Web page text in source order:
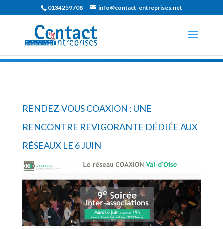
0134259708 info@contact-entreprises.net
RENDEZ-VOUS COAXION : UNE
RENCONTRE REVIGORANTE DÉDIÉE AUX
RÉSEAUX LE 6 JUIN